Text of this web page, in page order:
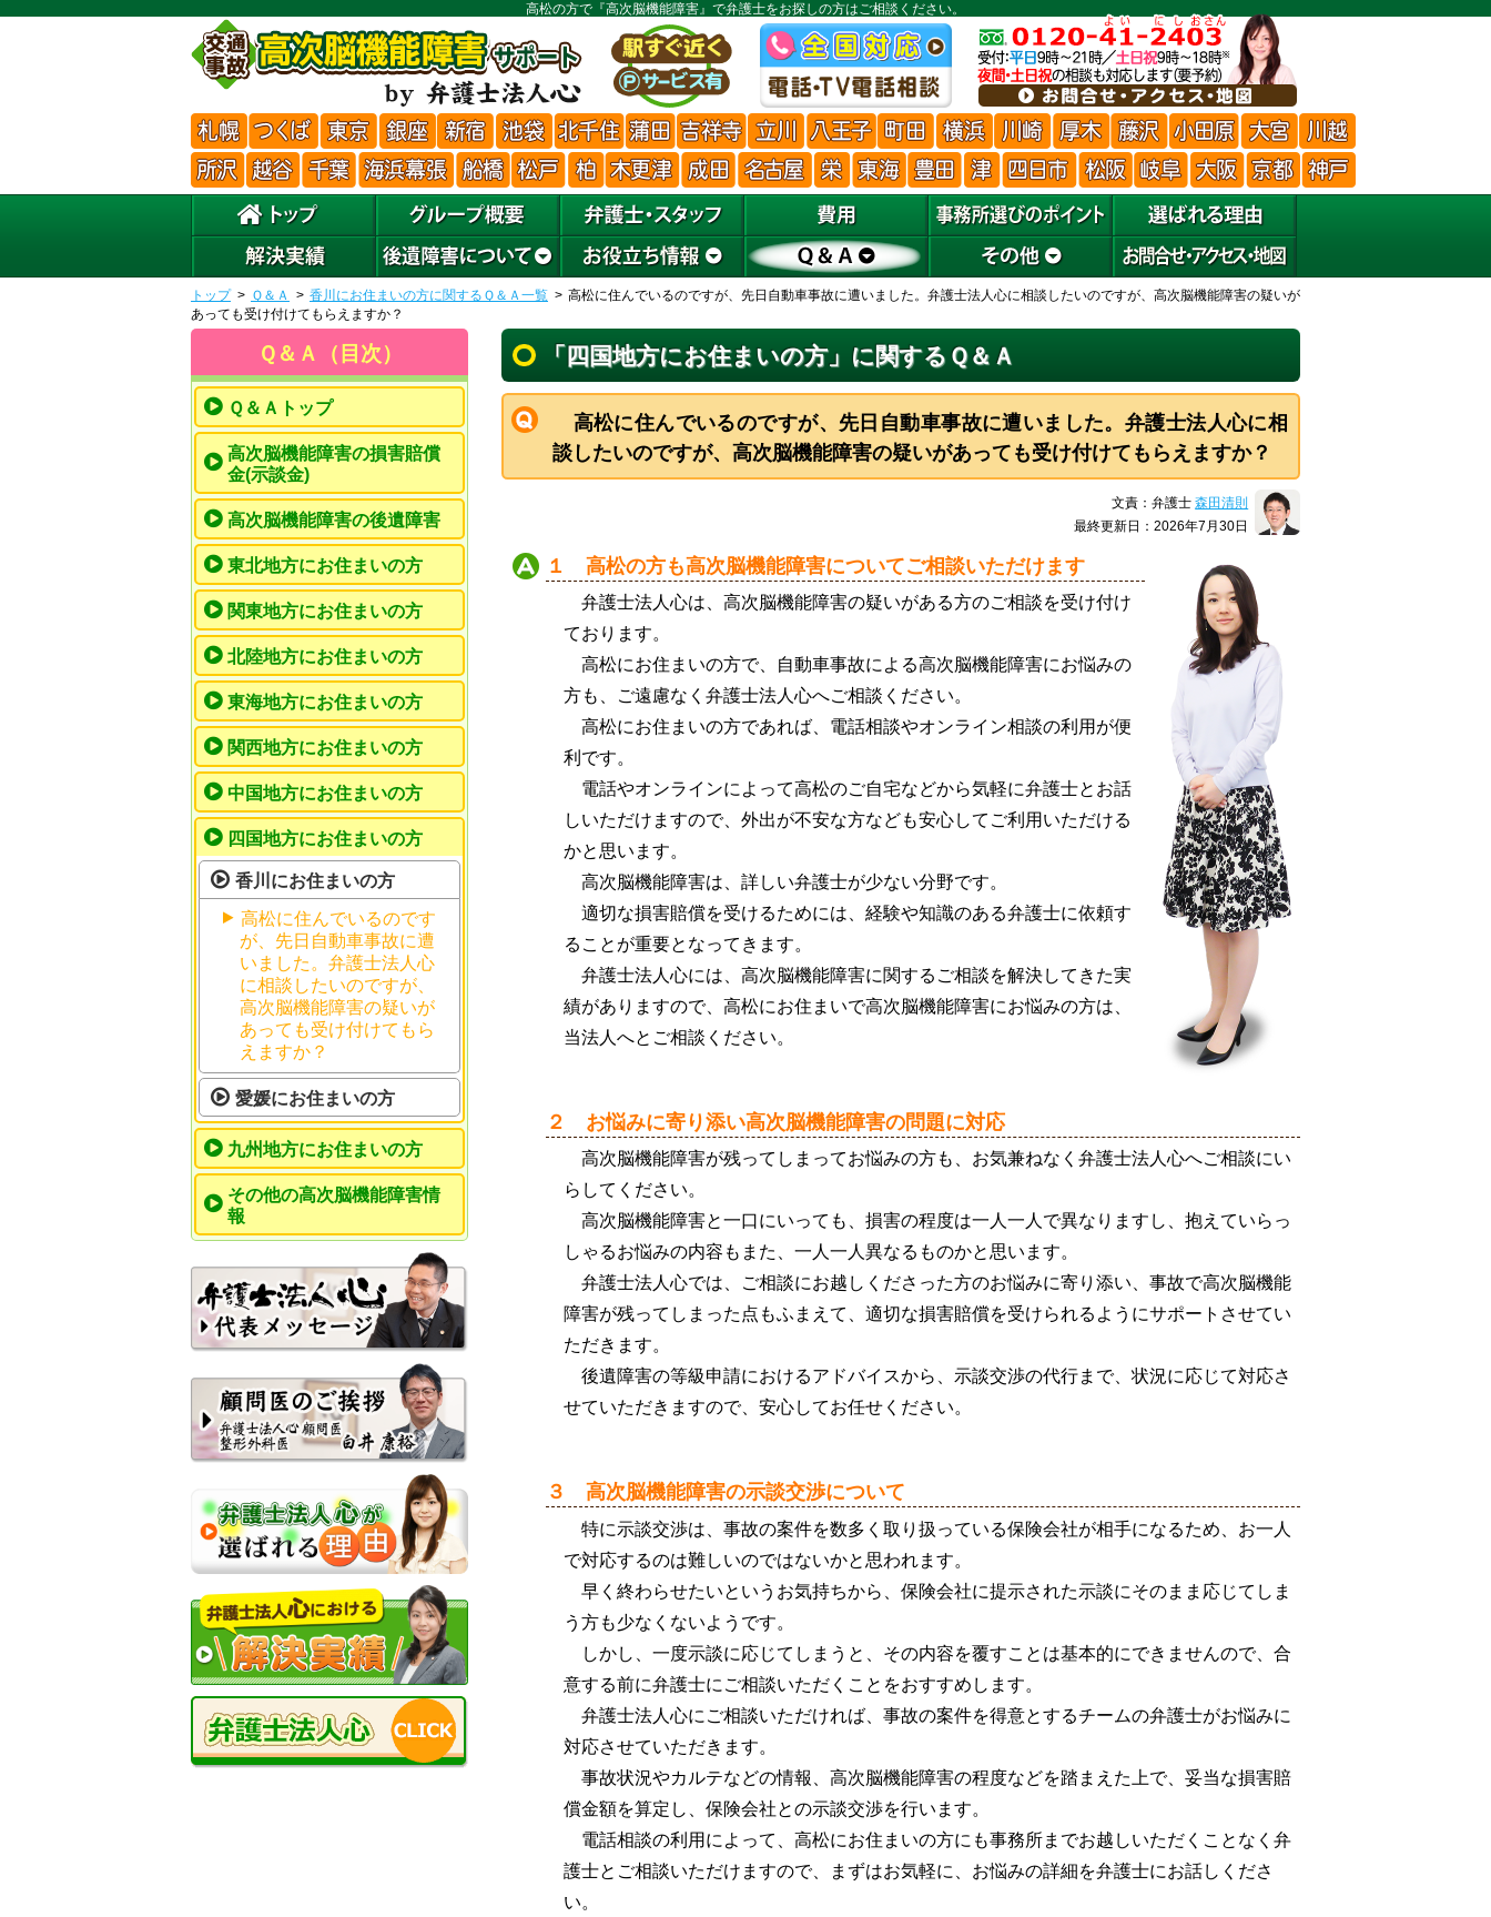
高松の方で『高次脳機能障害』で弁護士をお探しの方はご相談ください。
トップ Ｑ＆Ａ 香川にお住まいの方に関するＱ＆Ａ一覧
高松に住んでいるのですが、先日自動車事故に遭いました。弁護士法人心に相談したいのですが、高次脳機能障害の疑いが
あっても受け付けてもらえますか？
「四国地方にお住まいの方」に関するＱ＆Ａ
高松に住んでいるのですが、先日自動車事故に遭いました。弁護士法人心に相
談したいのですが、高次脳機能障害の疑いがあっても受け付けてもらえますか？
文責：弁護士森田清則
最終更新日：2026年7月30日
１ 高松の方も高次脳機能障害についてご相談いただけます
弁護士法人心は、高次脳機能障害の疑いがある方のご相談を受け付け
ております。
高松にお住まいの方で、自動車事故による高次脳機能障害にお悩みの
方も、ご遠慮なく弁護士法人心へご相談ください。
高松にお住まいの方であれば、電話相談やオンライン相談の利用が便
利です。
電話やオンラインによって高松のご自宅などから気軽に弁護士とお話
しいただけますので、外出が不安な方なども安心してご利用いただける
かと思います。
高次脳機能障害は、詳しい弁護士が少ない分野です。
適切な損害賠償を受けるためには、経験や知識のある弁護士に依頼す
ることが重要となってきます。
弁護士法人心には、高次脳機能障害に関するご相談を解決してきた実
績がありますので、高松にお住まいで高次脳機能障害にお悩みの方は、
当法人へとご相談ください。
２ お悩みに寄り添い高次脳機能障害の問題に対応
高次脳機能障害が残ってしまってお悩みの方も、お気兼ねなく弁護士法人心へご相談にい
らしてください。
高次脳機能障害と一口にいっても、損害の程度は一人一人で異なりますし、抱えていらっ
しゃるお悩みの内容もまた、一人一人異なるものかと思います。
弁護士法人心では、ご相談にお越しくださった方のお悩みに寄り添い、事故で高次脳機能
障害が残ってしまった点もふまえて、適切な損害賠償を受けられるようにサポートさせてい
ただきます。
後遺障害の等級申請におけるアドバイスから、示談交渉の代行まで、状況に応じて対応さ
せていただきますので、安心してお任せください。
３ 高次脳機能障害の示談交渉について
特に示談交渉は、事故の案件を数多く取り扱っている保険会社が相手になるため、お一人
で対応するのは難しいのではないかと思われます。
早く終わらせたいというお気持ちから、保険会社に提示された示談にそのまま応じてしま
う方も少なくないようです。
しかし、一度示談に応じてしまうと、その内容を覆すことは基本的にできませんので、合
意する前に弁護士にご相談いただくことをおすすめします。
弁護士法人心にご相談いただければ、事故の案件を得意とするチームの弁護士がお悩みに
対応させていただきます。
事故状況やカルテなどの情報、高次脳機能障害の程度などを踏まえた上で、妥当な損害賠
償金額を算定し、保険会社との示談交渉を行います。
電話相談の利用によって、高松にお住まいの方にも事務所までお越しいただくことなく弁
護士とご相談いただけますので、まずはお気軽に、お悩みの詳細を弁護士にお話しくださ
い。
Ｑ＆Ａ（目次）
Ｑ＆Ａトップ
高次脳機能障害の損害賠償
金(示談金)
高次脳機能障害の後遺障害
東北地方にお住まいの方
関東地方にお住まいの方
北陸地方にお住まいの方
東海地方にお住まいの方
関西地方にお住まいの方
中国地方にお住まいの方
四国地方にお住まいの方
香川にお住まいの方
高松に住んでいるのです
が、先日自動車事故に遭
いました。弁護士法人心
に相談したいのですが、
高次脳機能障害の疑いが
あっても受け付けてもら
えますか？
愛媛にお住まいの方
九州地方にお住まいの方
その他の高次脳機能障害情
報